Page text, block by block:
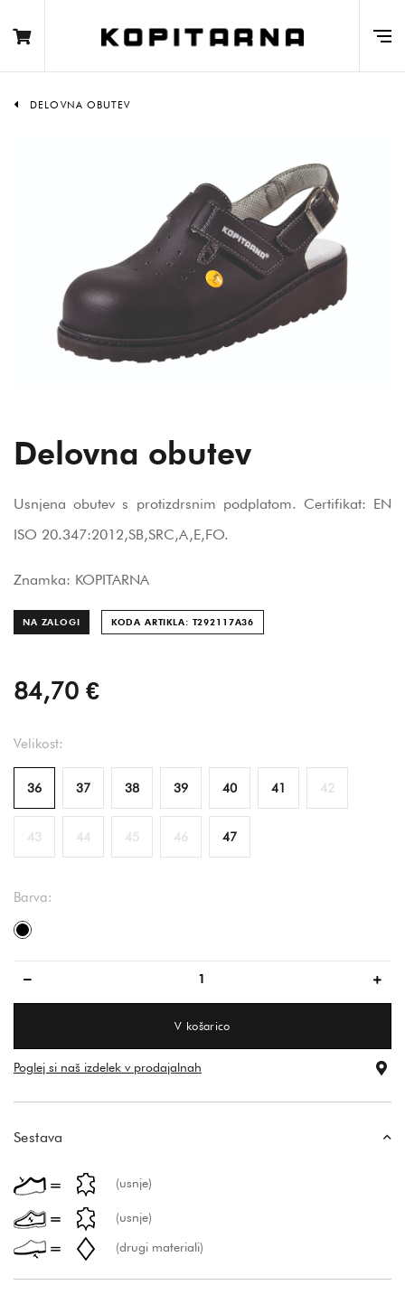
DELOVNA OBUTEV
Delovna obutev
Usnjena obutev s protizdrsnim podplatom. Certifikat: EN
ISO 20.347:2012,SB,SRC,A,E,FO.
Znamka: KOPITARNA
NA ZALOGI KODA ARTIKLA: T292117A36
84,70 €
Velikost:
36 37 38 39 40 41 42
43 44 45 46 47
Barva:
črna
V košarico
Poglej si naš izdelek v prodajalnah
Sestava
(usnje)
(usnje)
(drugi materiali)